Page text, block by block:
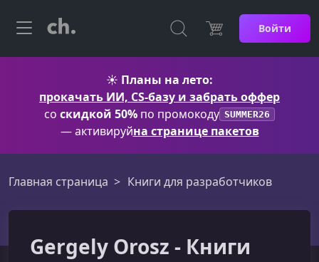
Войти
☀️ Планы на лето:
прокачать ИИ, CS-базу и забрать оффер
со скидкой 50% по промокоду SUMMER26
— активируйна странице пакетов
Главная страница Книги для разработчиков
Gergely Orosz - Книги